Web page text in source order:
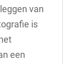
van
is
een